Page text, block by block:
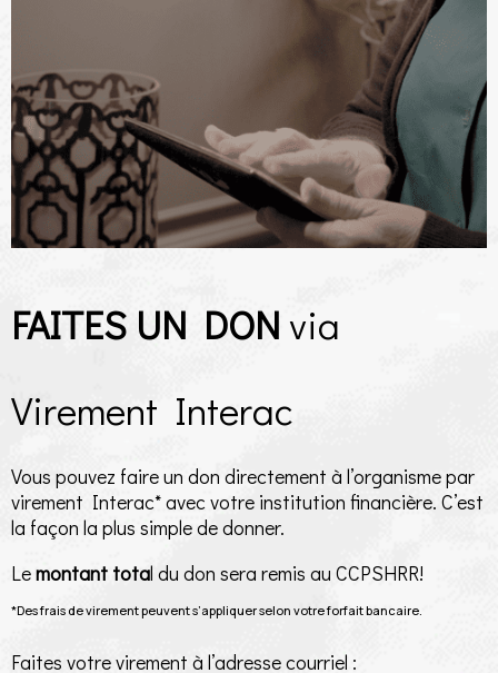
FAITES UN DONvia
Virement Interac
Vous pouvez faire un don directement à l’organisme par
virement Interac* avec votre institution financière. C’est
la façon la plus simple de donner.
Lemontant total du don sera remis au CCPSHRR!
*Des frais de virement peuvent s’appliquer selon votre forfait bancaire.
Faites votre virement à l’adresse courriel :